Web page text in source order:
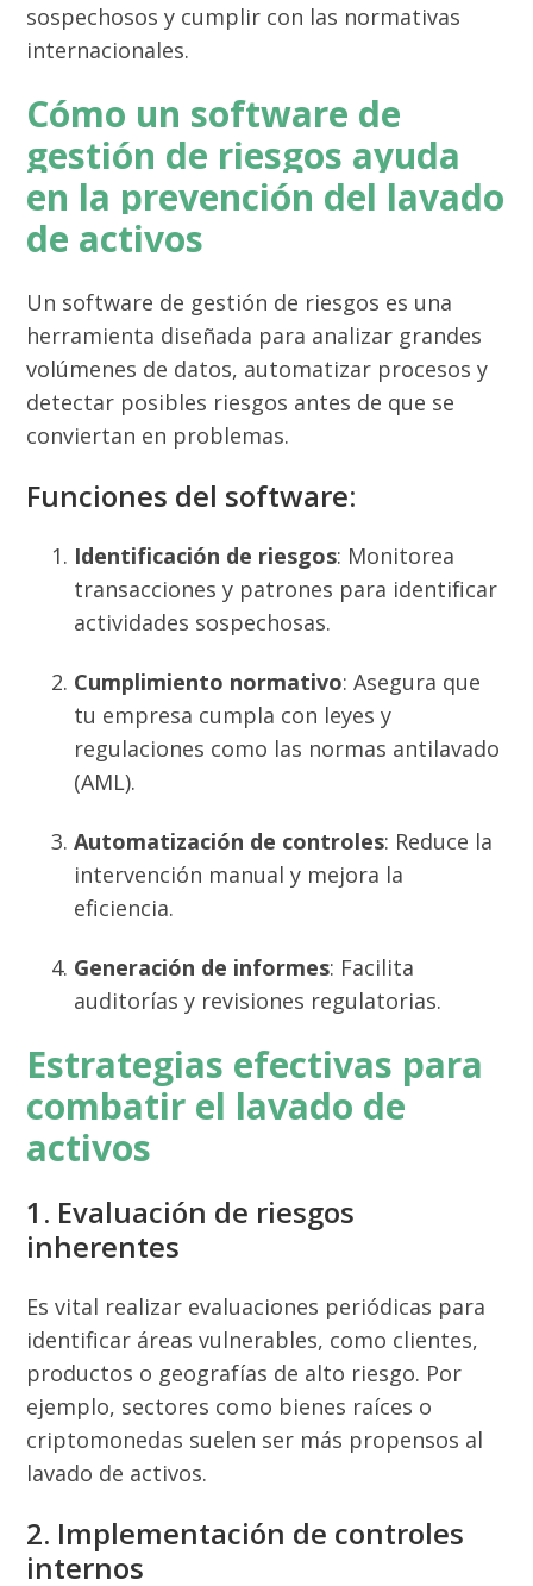
sospechosos y cumplir con las normativas
internacionales.
Cómo un software de
gestión de riesgos ayuda
en la prevención del lavado
de activos
Un software de gestión de riesgos es una
herramienta diseñada para analizar grandes
volúmenes de datos, automatizar procesos y
detectar posibles riesgos antes de que se
conviertan en problemas.
Funciones del software:
Identificación de riesgos: Monitorea
transacciones y patrones para identificar
actividades sospechosas.
Cumplimiento normativo: Asegura que
tu empresa cumpla con leyes y
regulaciones como las normas antilavado
(AML).
Automatización de controles: Reduce la
intervención manual y mejora la
eficiencia.
Generación de informes: Facilita
auditorías y revisiones regulatorias.
Estrategias efectivas para
combatir el lavado de
activos
1. Evaluación de riesgos
inherentes
Es vital realizar evaluaciones periódicas para
identificar áreas vulnerables, como clientes,
productos o geografías de alto riesgo. Por
ejemplo, sectores como bienes raíces o
criptomonedas suelen ser más propensos al
lavado de activos.
2. Implementación de controles
internos